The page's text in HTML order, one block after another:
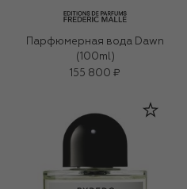
Парфюмерная вода Dawn
(100ml)
155 800 ₽